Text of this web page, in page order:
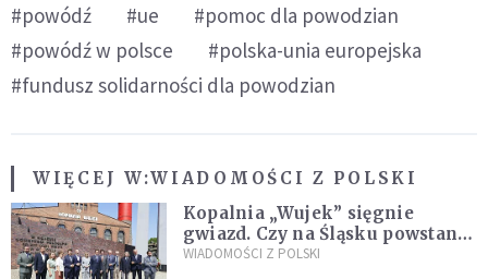
#powódź #ue
#pomoc dla powodzian
#powódź w polsce
#polska-unia europejska
#fundusz solidarności dla powodzian
WIĘCEJ W:WIADOMOŚCI Z POLSKI
Kopalnia „Wujek” sięgnie
gwiazd. Czy na Śląsku powstanie
„Dolina Krzemowa”?
WIADOMOŚCI Z POLSKI